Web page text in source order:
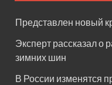
Представлен новый
Эксперт рассказал о
зимних шин
В России изменятся